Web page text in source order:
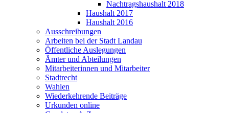
Nachtragshaushalt 2018
Haushalt 2017
Haushalt 2016
Ausschreibungen
Arbeiten bei der Stadt Landau
Öffentliche Auslegungen
Ämter und Abteilungen
Mitarbeiterinnen und Mitarbeiter
Stadtrecht
Wahlen
Wiederkehrende Beiträge
Urkunden online